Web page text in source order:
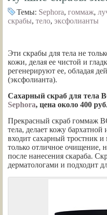
Темы: Sephora, гоммаж,
скрабы, тело, эксфолианты
Эти скрабы для тела не
кожи, делая ее чистой и
регенерируют ее, обладая
(эксфолианта).
Сахарный скраб для тела
Sephora, цена около 400
Прекрасный скраб гоммаж
тела, делает кожу
входит сахарный тростник и
только отличное очищение,
после нанесения скараба.
дерматологами и подходит